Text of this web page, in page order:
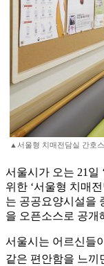
▲서울형 치매전담실 간호
서울시가 오는 21일
위한 ‘서울형 치매
는 공공요양시설을
을 오픈소스로 공개
서울시는 어르신들
같은 편안함을 느끼